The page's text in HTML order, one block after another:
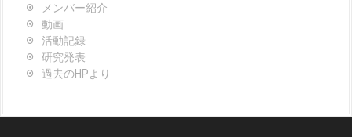
メンバー紹介
動画
活動記録
研究発表
過去のHPより